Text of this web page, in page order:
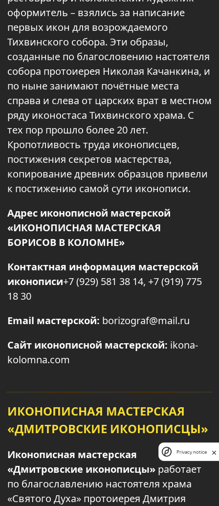
оформитель – взялись за написание
первых икон для возрождаемого
Тихвинского собора. Эти образы,
созданные по благословению настоятеля
собора протоиерея Николая Качанкина, и
по ныне занимают почётные места
справа и слева от царских врат в местном
ряду иконостаса Тихвинского храма. С
тех пор прошло более 20 лет.
Кропотливость труда иконописцев,
постижения секретов мастерства,
копирование древних образцов привели
к постижению самой сути иконописи.
Адрес иконописной мастерской
«ИКОНОПИСНАЯ МАСТЕРСКАЯ
БОРИСОВ В КОЛОМНЕ»
Контактная информация мастерской
иконописи+7 (929) 581 38 14, +7 (919) 775
18 30
Email мастерской: borizograf@mail.ru
Сайт иконописной мастерской: ikona-
kolomna.com
ИКОНОПИСНАЯ МАСТЕРСКАЯ
«ДМИТРОВСКИЕ ИКОНОПИСЦЫ»
Иконописная мастерская
«Дмитровские иконописцы» работает
по благославлению настоятеля храма
«Святого Духа» протоиерея Дмитрия
Privacy notice